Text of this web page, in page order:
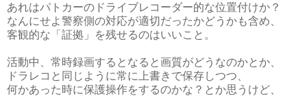
あれはパトカーのドライブレコーダー的な位置付けか？
なんにせよ警察側の対応が適切だったかどうかも含め、
客観的な「証拠」を残せるのはいいこと。
活動中、常時録画するとなると画質がどうなのかとか、
ドラレコと同じように常に上書きで保存しつつ、
何かあった時に保護操作をするのかな？とか思うけど、